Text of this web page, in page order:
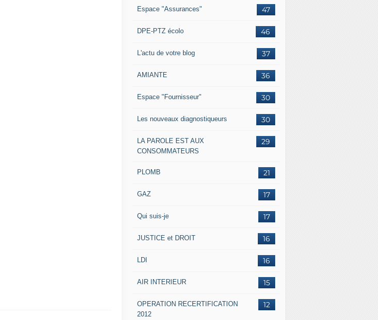
47
Espace "Assurances"
46
DPE-PTZ écolo
37
L'actu de votre blog
36
AMIANTE
30
Espace "Fournisseur"
30
Les nouveaux diagnostiqueurs
29
LA PAROLE EST AUX
CONSOMMATEURS
21
PLOMB
17
GAZ
17
Qui suis-je
16
JUSTICE et DROIT
16
LDI
15
AIR INTERIEUR
12
OPERATION RECERTIFICATION
2012